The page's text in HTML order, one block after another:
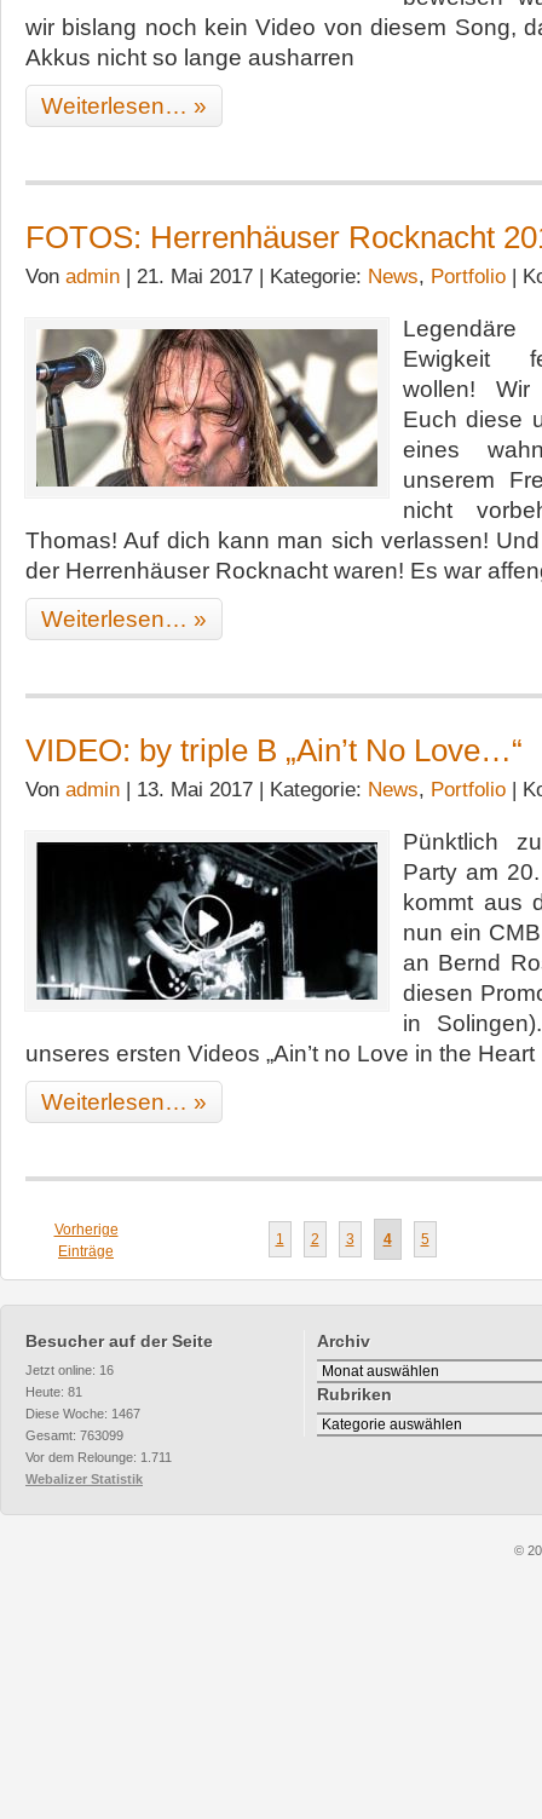
wir bislang noch kein Video von diesem Song,
Akkus nicht so lange ausharren
Weiterlesen… »
FOTOS: Herrenhäuser Rocknacht
Von admin | 21. Mai 2017 | Kategorie: News, Portfolio |
Ewigkeit
wollen!
Euch diese
eines
unserem
nicht
Thomas! Auf dich kann man sich verlassen!
der Herrenhäuser Rocknacht waren! Es war
Weiterlesen… »
VIDEO: by triple B „Ain’t No Love…“
Von admin | 13. Mai 2017 | Kategorie: News, Portfolio |
Pünktlich
Party am
kommt aus
nun ein
an Bernd
diesen
in
unseres ersten Videos „Ain’t no Love in the Heart
Weiterlesen… »
Vorherige
Einträge
1 2 3 4 5
Besucher auf der Seite
Jetzt online: 16
Heute: 81
Diese Woche: 1467
Gesamt: 763099
Vor dem Relounge: 1.711
Webalizer Statistik
Archiv
Archiv
Rubriken
Rubriken
©